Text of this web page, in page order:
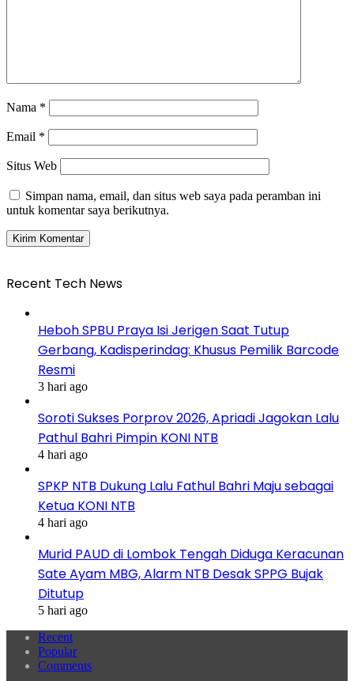
Nama *
Email *
Situs Web
Simpan nama, email, dan situs web saya pada peramban ini
untuk komentar saya berikutnya.
Recent Tech News
Heboh SPBU Praya Isi Jerigen Saat Tutup
Gerbang, Kadisperindag: Khusus Pemilik Barcode
Resmi
3 hari ago
Soroti Sukses Porprov 2026, Apriadi Jagokan Lalu
Pathul Bahri Pimpin KONI NTB
4 hari ago
SPKP NTB Dukung Lalu Fathul Bahri Maju sebagai
Ketua KONI NTB
4 hari ago
Murid PAUD di Lombok Tengah Diduga Keracunan
Sate Ayam MBG, Alarm NTB Desak SPPG Bujak
Ditutup
5 hari ago
Recent
Popular
Comments